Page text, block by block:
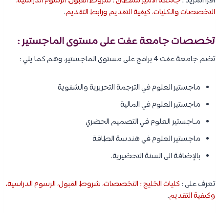
التخصصات والكليات، كيفية التقديم ورابط التقديم.
تخصصات جامعة عفت على مستوى الماجستير :
تضم جامعة عفت 4 برامج على مستوى الماجستير، وهم كما يلي :
ماجستير العلوم في الترجمة التحريرية والشفوية
ماجستير العلوم في المالية
مـاجستير العلوم في التصميم الحضري
ماجستير العلوم في هندسة الطاقة
بالإضافة الى السنة التحضيرية.
تعرف على : كليات الخليج : التخصصات، شروط القبول، الرسوم الدراسية،
وكيفية التقديم.